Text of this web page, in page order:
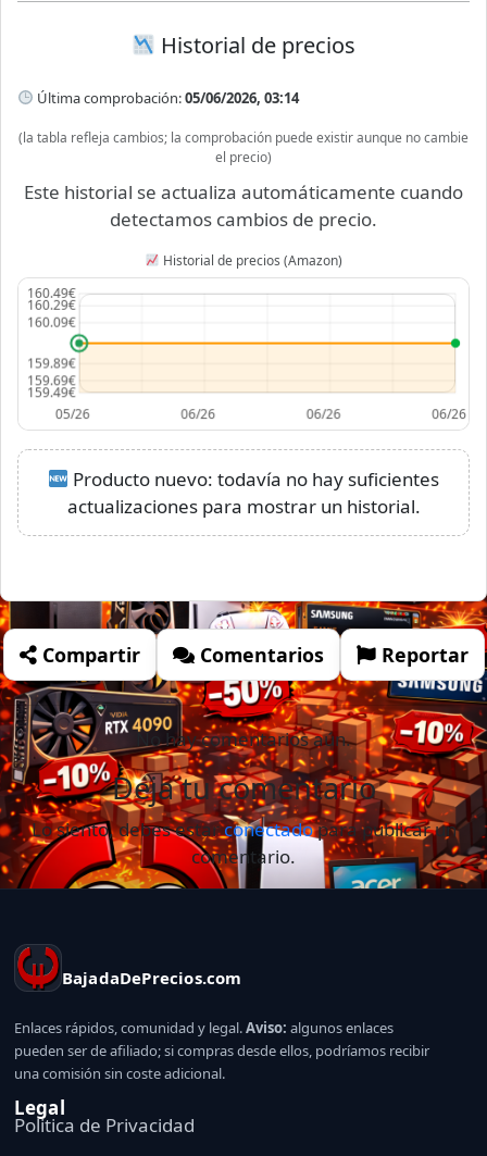
Historial de precios
Última comprobación:05/06/2026, 03:14
(la tabla refleja cambios; la comprobación puede existir aunque no cambie
el precio)
Este historial se actualiza automáticamente cuando
detectamos cambios de precio.
Historial de precios (Amazon)
Producto nuevo: todavía no hay suficientes
actualizaciones para mostrar un historial.
Compartir Comentarios Reportar
No hay comentarios aún.
Deja tu comentario
Lo siento, debes estarconectadopara publicar un
comentario.
BajadaDePrecios.com
Enlaces rápidos, comunidad y legal.Aviso: algunos enlaces
pueden ser de afiliado; si compras desde ellos, podríamos recibir
una comisión sin coste adicional.
Legal
Politica de Privacidad